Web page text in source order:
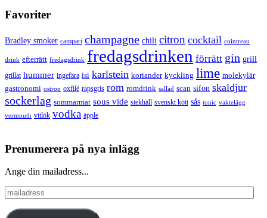
Favoriter
Bradley smoker campari champagne chili citron cocktail cointreau
drink efterrätt fredagsdrink fredagsdrinken förrätt gin grill
grillat hummer ingefära isi karlstein koriander kyckling lime molekylär
gastronomi ostron oxfilé rapsgris rom romdrink sallad scan sifon skaldjur
sockerlag sommarmat sous vide stekhäll svenskt kött sås tonic vaktelägg
vermouth vitlök vodka äpple
Prenumerera på nya inlägg
Ange din mailadress...
mailadress